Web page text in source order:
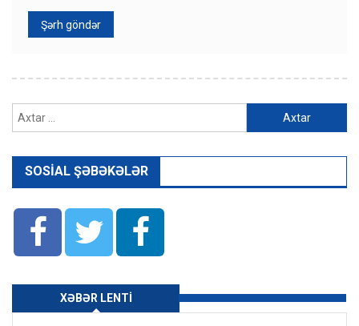
SOSIAL ŞƏBƏKƏLƏR
XƏBƏR LENTI